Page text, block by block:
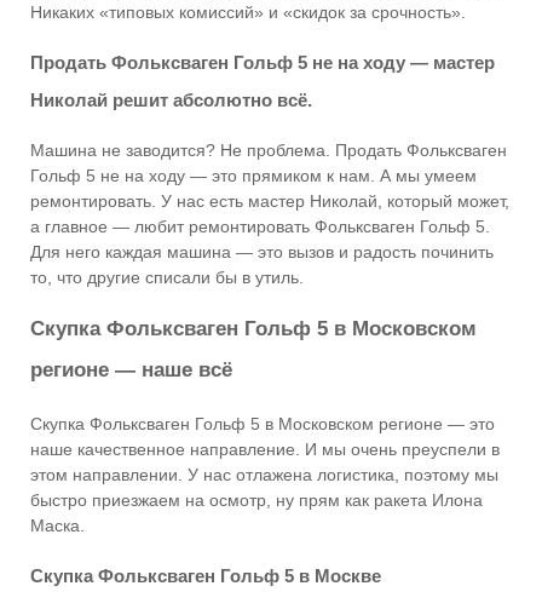
Никаких «типовых комиссий» и «скидок за срочность».
Продать Фольксваген Гольф 5 не на ходу — мастер
Николай решит абсолютно всё.
Машина не заводится? Не проблема. Продать Фольксваген
Гольф 5 не на ходу — это прямиком к нам. А мы умеем
ремонтировать. У нас есть мастер Николай, который может,
а главное — любит ремонтировать Фольксваген Гольф 5.
Для него каждая машина — это вызов и радость починить
то, что другие списали бы в утиль.
Скупка Фольксваген Гольф 5 в Московском
регионе — наше всё
Скупка Фольксваген Гольф 5 в Московском регионе — это
наше качественное направление. И мы очень преуспели в
этом направлении. У нас отлажена логистика, поэтому мы
быстро приезжаем на осмотр, ну прям как ракета Илона
Маска.
Скупка Фольксваген Гольф 5 в Москве